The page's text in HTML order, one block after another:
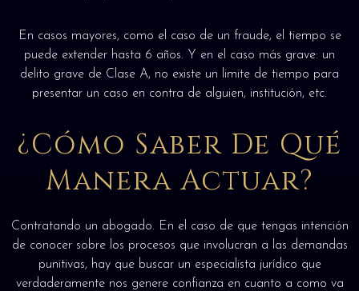
En casos mayores, como el caso de un fraude, el tiempo se
puede extender hasta 6 años. Y en el caso más grave: un
delito grave de Clase A, no existe un limite de tiempo para
presentar un caso en contra de alguien, institución, etc.
¿Cómo Saber De Qué
Manera Actuar?
Contratando un abogado. En el caso de que tengas intención
de conocer sobre los procesos que involucran a las demandas
punitivas, hay que buscar un especialista jurídico que
verdaderamente nos genere confianza en cuanto a como va